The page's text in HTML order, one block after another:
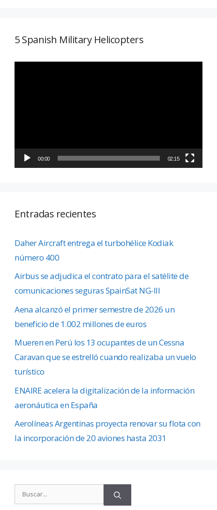
5 Spanish Military Helicopters
00:00 02:15
Entradas recientes
Daher Aircraft entrega el turbohélice Kodiak
número 400
Airbus se adjudica el contrato para el satélite de
comunicaciones seguras SpainSat NG-III
Aena alcanzó el primer semestre de 2026 un
beneficio de 1.002 millones de euros
Mueren en Perú los 13 ocupantes de un Cessna
Caravan que se estrelló cuando realizaba un vuelo
turístico
ENAIRE acelera la digitalización de la información
aeronáutica en España
Aerolíneas Argentinas proyecta renovar su flota con
la incorporación de 20 aviones hasta 2031